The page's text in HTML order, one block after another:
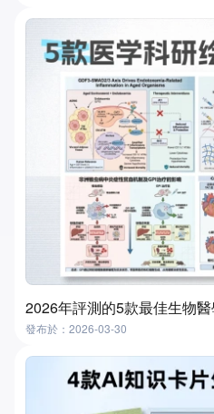
發布於：2026-03-30